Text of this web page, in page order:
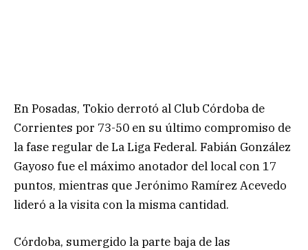
En Posadas, Tokio derrotó al Club Córdoba de
Corrientes por 73-50 en su último compromiso de
la fase regular de La Liga Federal. Fabián González
Gayoso fue el máximo anotador del local con 17
puntos, mientras que Jerónimo Ramírez Acevedo
lideró a la visita con la misma cantidad.
Córdoba, sumergido la parte baja de las